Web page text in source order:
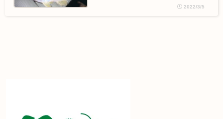
2022/3/5